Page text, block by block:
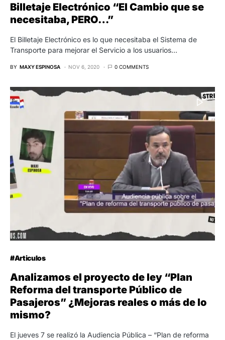
Billetaje Electrónico “El Cambio que se
necesitaba, PERO…”
El Billetaje Electrónico es lo que necesitaba el Sistema de
Transporte para mejorar el Servicio a los usuarios…
BY MAXY ESPINOSA NOV 6, 2020 0 COMMENTS
#Articulos
Analizamos el proyecto de ley “Plan
Reforma del transporte Público de
Pasajeros” ¿Mejoras reales o más de lo
mismo?
El jueves 7 se realizó la Audiencia Pública – “Plan de reforma